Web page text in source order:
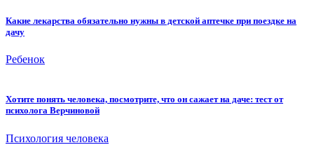
Какие лекарства обязательно нужны в детской аптечке при поездке на
дачу
Ребенок
Хотите понять человека, посмотрите, что он сажает на даче: тест от
психолога Верчиновой
Психология человека